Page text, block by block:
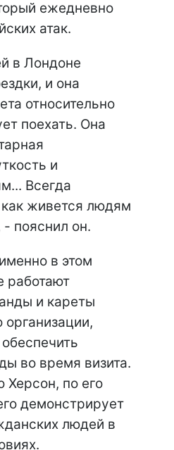
ежедневно
атак.
в Лондоне
и она
относительно
поехать. Она
и
Всегда
живется людям
- пояснил он.
в этом
работают
и кареты
во время визита.
Херсон, по его
демонстрирует
людей в